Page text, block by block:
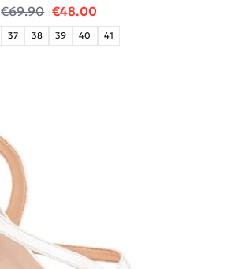
€69.90 Original price was: €69.90.
€48.00Η τρέχουσα τιμή
37 38 39 40 41